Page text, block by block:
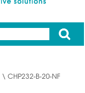
Apply
\ CHP232-B-20-NF